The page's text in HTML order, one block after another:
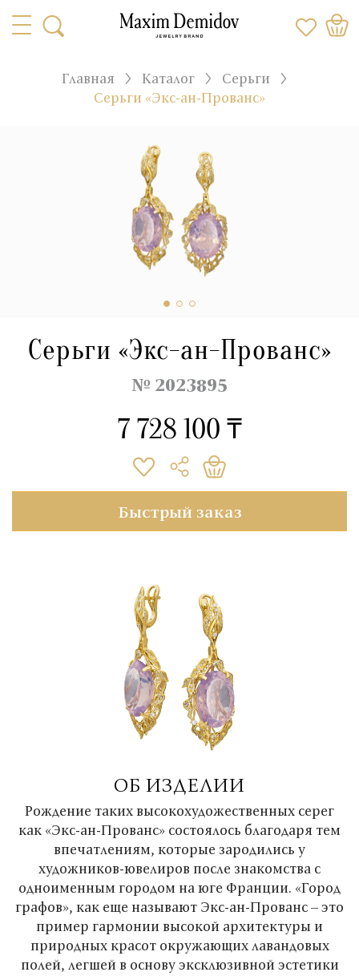
Главная Каталог
Серьги
Серьги «Экс-ан-Прованс»
Серьги «Экс-ан-Прованс»
№ 2023895
7 728 100 ₸
Быстрый заказ
ОБ ИЗДЕЛИИ
Рождение таких высокохудожественных серег
как «Экс-ан-Прованс» состоялось благодаря тем
впечатлениям, которые зародились у
художников-ювелиров после знакомства с
одноименным городом на юге Франции. «Город
графов», как еще называют Экс-ан-Прованс – это
пример гармонии высокой архитектуры и
природных красот окружающих лавандовых
полей, легшей в основу эксклюзивной эстетики